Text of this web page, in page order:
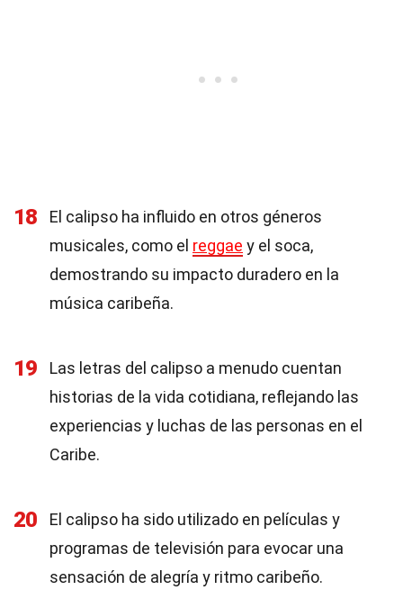
18
El calipso ha influido en otros géneros
musicales, como el reggae y el soca,
demostrando su impacto duradero en la
música caribeña.
19
Las letras del calipso a menudo cuentan
historias de la vida cotidiana, reflejando las
experiencias y luchas de las personas en el
Caribe.
20
El calipso ha sido utilizado en películas y
programas de televisión para evocar una
sensación de alegría y ritmo caribeño.